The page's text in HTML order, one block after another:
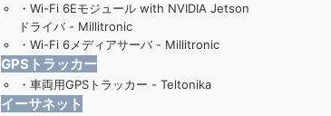
・ Wi-Fi 6Eモジュール with NVIDIA Jetson
ドライバ - Millitronic
・ Wi-Fi 6メディアサーバ - Millitronic
GPSトラッカー
・ 車両用GPSトラッカー - Teltonika
イーサネット